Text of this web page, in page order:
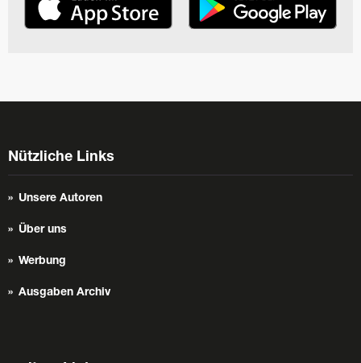
Nützliche Links
Unsere Autoren
Über uns
Werbung
Ausgaben Archiv